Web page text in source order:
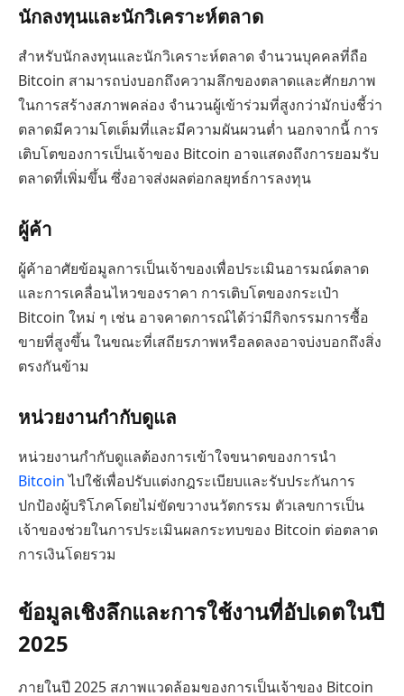
นักลงทุนและนักวิเคราะห์ตลาด
สำหรับนักลงทุนและนักวิเคราะห์ตลาด จำนวนบุคคลที่ถือ
Bitcoin สามารถบ่งบอกถึงความลึกของตลาดและศักยภาพ
ในการสร้างสภาพคล่อง จำนวนผู้เข้าร่วมที่สูงกว่ามักบ่งชี้ว่า
ตลาดมีความโตเต็มที่และมีความผันผวนต่ำ นอกจากนี้ การ
เติบโตของการเป็นเจ้าของ Bitcoin อาจแสดงถึงการยอมรับ
ตลาดที่เพิ่มขึ้น ซึ่งอาจส่งผลต่อกลยุทธ์การลงทุน
ผู้ค้า
ผู้ค้าอาศัยข้อมูลการเป็นเจ้าของเพื่อประเมินอารมณ์ตลาด
และการเคลื่อนไหวของราคา การเติบโตของกระเป๋า
Bitcoin ใหม่ ๆ เช่น อาจคาดการณ์ได้ว่ามีกิจกรรมการซื้อ
ขายที่สูงขึ้น ในขณะที่เสถียรภาพหรือลดลงอาจบ่งบอกถึงสิ่ง
ตรงกันข้าม
หน่วยงานกำกับดูแล
หน่วยงานกำกับดูแลต้องการเข้าใจขนาดของการนำ
Bitcoinไปใช้เพื่อปรับแต่งกฎระเบียบและรับประกันการ
ปกป้องผู้บริโภคโดยไม่ขัดขวางนวัตกรรม ตัวเลขการเป็น
เจ้าของช่วยในการประเมินผลกระทบของ Bitcoin ต่อตลาด
การเงินโดยรวม
ข้อมูลเชิงลึกและการใช้งานที่อัปเดตในปี
2025
ภายในปี 2025 สภาพแวดล้อมของการเป็นเจ้าของ Bitcoin